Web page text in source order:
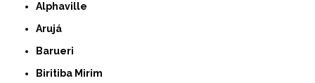
Alphaville
Arujá
Barueri
Biritiba Mirim